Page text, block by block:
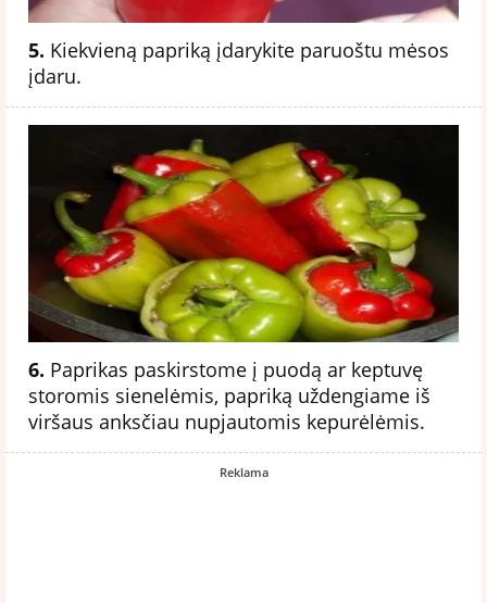
5. Kiekvieną papriką įdarykite paruoštu mėsos
įdaru.
6. Paprikas paskirstome į puodą ar keptuvę
storomis sienelėmis, papriką uždengiame iš
viršaus anksčiau nupjautomis kepurėlėmis.
Reklama